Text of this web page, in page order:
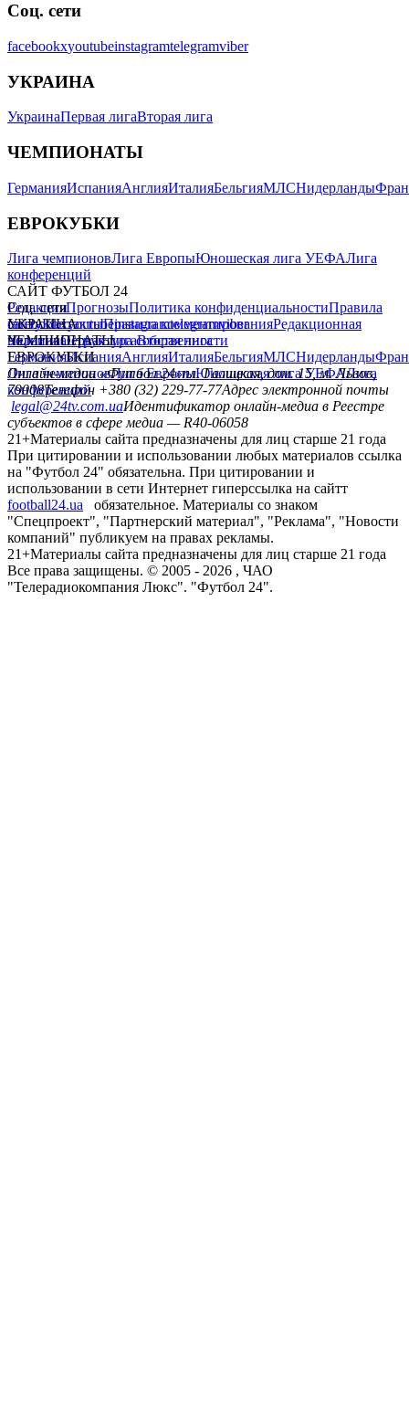
Соц. сети
facebookxyoutubeinstagramtelegramviber
УКРАИНА
УкраинаПервая лигаВторая лига
ЧЕМПИОНАТЫ
ГерманияИспанияАнглияИталияБельгияМЛСНидерланды
ЕВРОКУБКИ
Лига чемпионовЛига ЕвропыЮношеская лига УЕФАЛига
конференций
САЙТ ФУТБОЛ 24
РедакцияПрогнозыПолитика конфиденциальностиПравила
сайтуКонтактыПравила комментированияРедакционная
политикаСтруктура собственности
Соц. сети
facebookxyoutubeinstagramtelegramviber
УКРАИНА
УкраинаПервая лигаВторая лига
ЧЕМПИОНАТЫ
ГерманияИспанияАнглияИталияБельгияМЛСНидерланды
ЕВРОКУБКИ
Лига чемпионовЛига ЕвропыЮношеская лига УЕФАЛига
конференций
Онлайн-медиа «Футбол 24»пл. Галицкая, дом. 15, м. Львов,
79008Телефон +380 (32) 229-77-77Адрес электронной почты
legal@24tv.com.uaИдентификатор онлайн-медиа в Реестре
субъектов в сфере медиа — R40-06058
21+Материалы сайта предназначены для лиц старше 21 года
При цитировании и использовании любых материалов ссылка
на "Футбол 24" обязательна. При цитировании и
использовании в сети Интернет гиперссылка на сайтт
football24.ua
обязательное. Материалы со знаком
"Спецпроект", "Партнерский материал", "Реклама", "Новости
компаний" публикуем на правах рекламы.
21+Материалы сайта предназначены для лиц старше 21 года
Все права защищены. © 2005 - 2026 , ЧАО
"Телерадиокомпания Люкс". "Футбол 24".